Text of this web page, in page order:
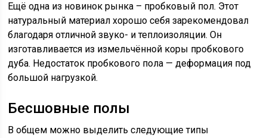
Ещё одна из новинок рынка – пробковый пол. Этот
натуральный материал хорошо себя зарекомендовал
благодаря отличной звуко- и теплоизоляции. Он
изготавливается из измельчённой коры пробкового
дуба. Недостаток пробкового пола — деформация под
большой нагрузкой.
Бесшовные полы
В общем можно выделить следующие типы